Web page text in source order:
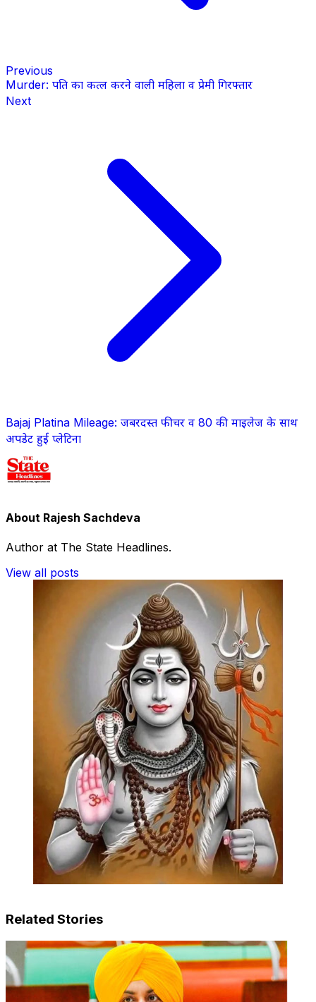
Previous
Murder: पति का कत्ल करने वाली महिला व प्रेमी गिरफ्तार
Next
Bajaj Platina Mileage: जबरदस्त फीचर व 80 की माइलेज के साथ
अपडेट हुई प्लेटिना
About Rajesh Sachdeva
Author at The State Headlines.
View all posts
Related Stories